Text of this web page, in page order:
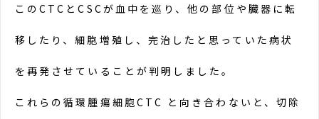
このCTCとCSCが血中を巡り、他の部位や臓器に転
移したり、細胞増殖し、完治したと思っていた病状
を再発させていることが判明しました。
これらの循環腫瘍細胞CTC と向き合わないと、切除